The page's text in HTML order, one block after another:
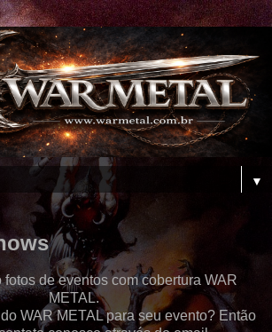
▼
de eventos com cobertura WAR
METAL.
WAR METAL para seu evento? Então